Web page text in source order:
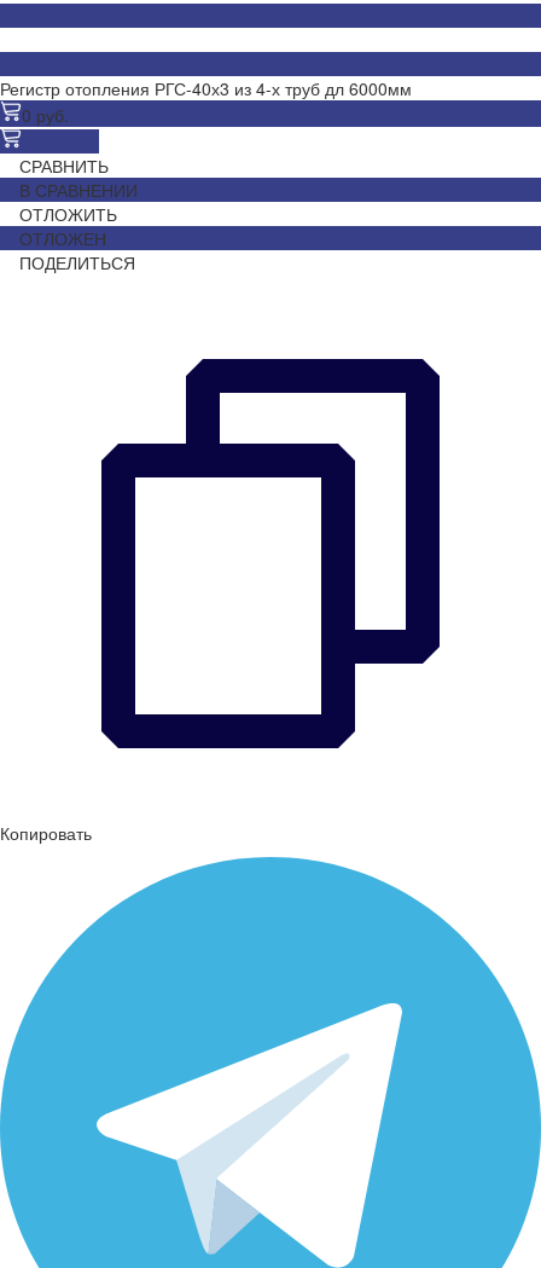
Регистр отопления РГС-40х3 из 4-х труб дл 6000мм
0 руб.
СРАВНИТЬ
В СРАВНЕНИИ
ОТЛОЖИТЬ
ОТЛОЖЕН
ПОДЕЛИТЬСЯ
Копировать